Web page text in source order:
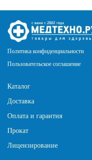
Политика конфиденциальности
Пользовательское соглашение
Каталог
Доставка
Оплата и гарантия
Прокат
Лицензирование